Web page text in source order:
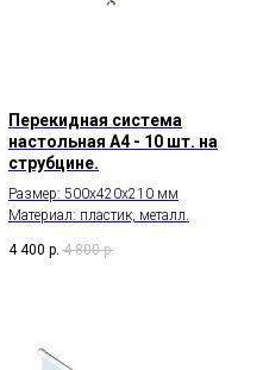
Перекидная система
настольная А4 - 10 шт. на
струбцине.
Размер: 500х420х210 мм
Материал: пластик, металл.
4 400 р. 4 800 р.